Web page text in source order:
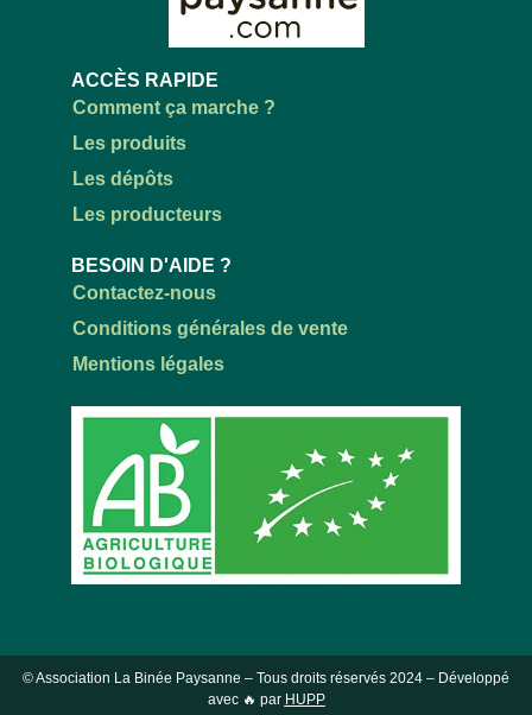
ACCÈS RAPIDE
Comment ça marche ?
Les produits
Les dépôts
Les producteurs
BESOIN D'AIDE ?
Contactez-nous
Conditions générales de vente
Mentions légales
© Association La Binée Paysanne – Tous droits réservés 2024 – Développé
avec 🔥 par HUPP